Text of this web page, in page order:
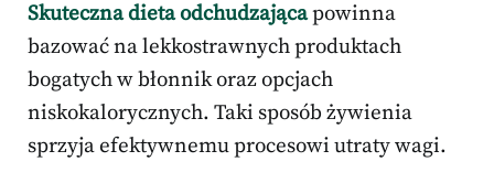
Skuteczna dieta odchudzającapowinna
bazować na lekkostrawnych produktach
bogatych w błonnik oraz opcjach
niskokalorycznych. Taki sposób żywienia
sprzyja efektywnemu procesowi utraty wagi.